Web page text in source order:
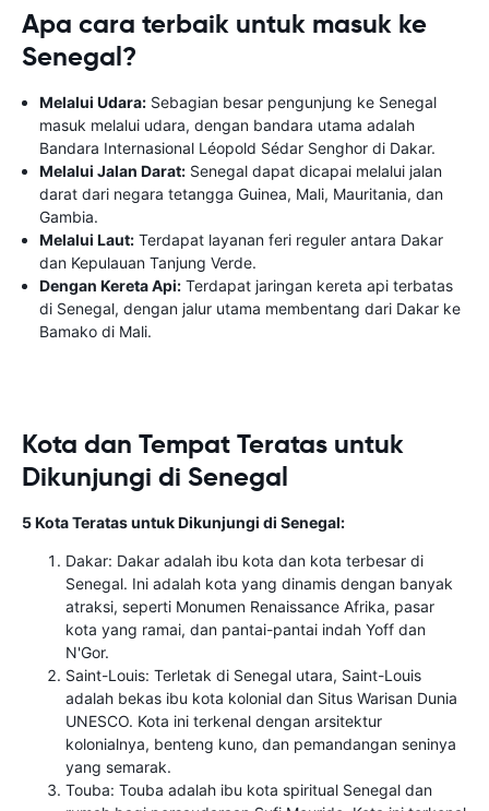
Apa cara terbaik untuk masuk ke
Senegal?
Melalui Udara: Sebagian besar pengunjung ke Senegal
masuk melalui udara, dengan bandara utama adalah
Bandara Internasional Léopold Sédar Senghor di Dakar.
Melalui Jalan Darat: Senegal dapat dicapai melalui jalan
darat dari negara tetangga Guinea, Mali, Mauritania, dan
Gambia.
Melalui Laut: Terdapat layanan feri reguler antara Dakar
dan Kepulauan Tanjung Verde.
Dengan Kereta Api: Terdapat jaringan kereta api terbatas
di Senegal, dengan jalur utama membentang dari Dakar ke
Bamako di Mali.
Kota dan Tempat Teratas untuk
Dikunjungi di Senegal
5 Kota Teratas untuk Dikunjungi di Senegal:
Dakar: Dakar adalah ibu kota dan kota terbesar di
Senegal. Ini adalah kota yang dinamis dengan banyak
atraksi, seperti Monumen Renaissance Afrika, pasar
kota yang ramai, dan pantai-pantai indah Yoff dan
N'Gor.
Saint-Louis: Terletak di Senegal utara, Saint-Louis
adalah bekas ibu kota kolonial dan Situs Warisan Dunia
UNESCO. Kota ini terkenal dengan arsitektur
kolonialnya, benteng kuno, dan pemandangan seninya
yang semarak.
Touba: Touba adalah ibu kota spiritual Senegal dan